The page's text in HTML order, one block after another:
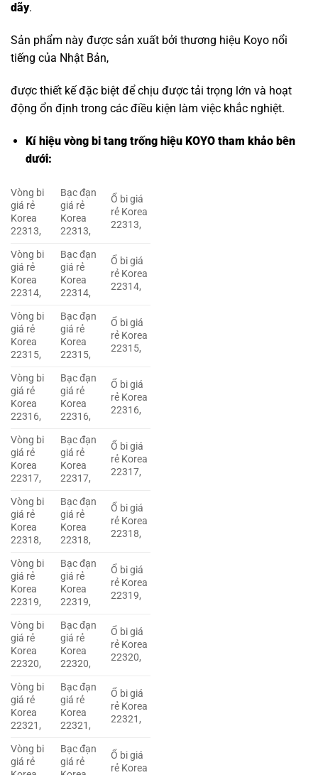
dãy.
Sản phẩm này được sản xuất bởi thương hiệu Koyo nổi
tiếng của Nhật Bản,
được thiết kế đặc biệt để chịu được tải trọng lớn và hoạt
động ổn định trong các điều kiện làm việc khắc nghiệt.
Kí hiệu vòng bi tang trống hiệu KOYO tham khảo bên
dưới:
Vòng bi
giá rẻ
Korea
22313,
Bạc đạn
giá rẻ
Korea
22313,
Ổ bi giá
rẻ Korea
22313,
Vòng bi
giá rẻ
Korea
22314,
Bạc đạn
giá rẻ
Korea
22314,
Ổ bi giá
rẻ Korea
22314,
Vòng bi
giá rẻ
Korea
22315,
Bạc đạn
giá rẻ
Korea
22315,
Ổ bi giá
rẻ Korea
22315,
Vòng bi
giá rẻ
Korea
22316,
Bạc đạn
giá rẻ
Korea
22316,
Ổ bi giá
rẻ Korea
22316,
Vòng bi
giá rẻ
Korea
22317,
Bạc đạn
giá rẻ
Korea
22317,
Ổ bi giá
rẻ Korea
22317,
Vòng bi
giá rẻ
Korea
22318,
Bạc đạn
giá rẻ
Korea
22318,
Ổ bi giá
rẻ Korea
22318,
Vòng bi
giá rẻ
Korea
22319,
Bạc đạn
giá rẻ
Korea
22319,
Ổ bi giá
rẻ Korea
22319,
Vòng bi
giá rẻ
Korea
22320,
Bạc đạn
giá rẻ
Korea
22320,
Ổ bi giá
rẻ Korea
22320,
Vòng bi
giá rẻ
Korea
22321,
Bạc đạn
giá rẻ
Korea
22321,
Ổ bi giá
rẻ Korea
22321,
Vòng bi
giá rẻ
Bạc đạn
giá rẻ
Ổ bi giá
rẻ Korea